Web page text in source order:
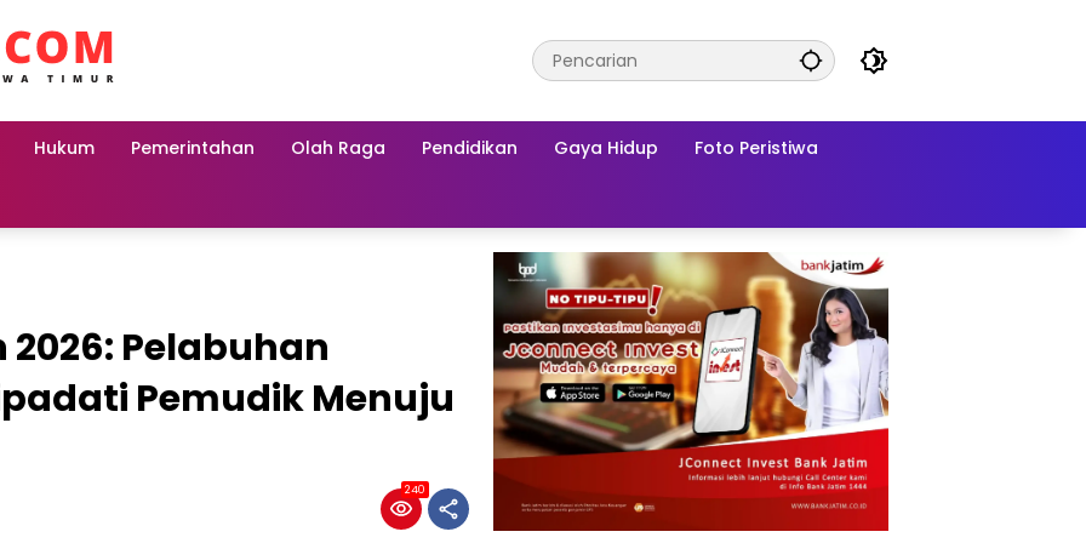
Hukum Pemerintahan Olah Raga Pendidikan Gaya Hidup Foto Peristiwa
Pelabuhan
Pemudik Menuju
240